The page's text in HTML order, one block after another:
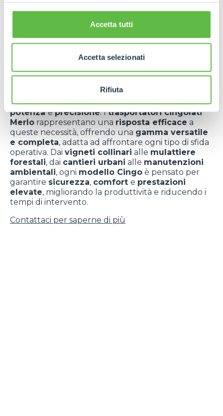
Accetta tutti
Accetta selezionati
Rifiuta
Cingo Merlo: la
soluzione definitiva
per le pendenze più
impegnative
Affrontare lavori in pendenza
specializzati, in grado di coniugarestabilità,
potenzaeprecisione. Itrasportatori cingolati
Merlo rappresentano una risposta efficace a
queste necessità, offrendo una gamma versatile
e completa, adatta ad affrontare ogni tipo di sfida
operativa. Dai vigneti collinari alle mulattiere
forestali, dai cantieri urbani alle manutenzioni
ambientali, ogni modello Cingo è pensato per
garantire sicurezza, comfort e prestazioni
elevate, migliorando la produttività e riducendo i
tempi di intervento.
Contattaci per saperne di più